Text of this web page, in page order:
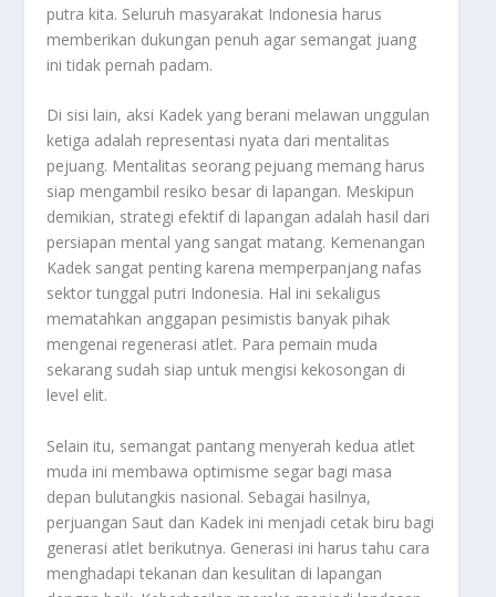
putra kita. Seluruh masyarakat Indonesia harus
memberikan dukungan penuh agar semangat juang
ini tidak pernah padam.
Di sisi lain, aksi Kadek yang berani melawan unggulan
ketiga adalah representasi nyata dari mentalitas
pejuang. Mentalitas seorang pejuang memang harus
siap mengambil resiko besar di lapangan. Meskipun
demikian, strategi efektif di lapangan adalah hasil dari
persiapan mental yang sangat matang. Kemenangan
Kadek sangat penting karena memperpanjang nafas
sektor tunggal putri Indonesia. Hal ini sekaligus
mematahkan anggapan pesimistis banyak pihak
mengenai regenerasi atlet. Para pemain muda
sekarang sudah siap untuk mengisi kekosongan di
level elit.
Selain itu, semangat pantang menyerah kedua atlet
muda ini membawa optimisme segar bagi masa
depan bulutangkis nasional. Sebagai hasilnya,
perjuangan Saut dan Kadek ini menjadi cetak biru bagi
generasi atlet berikutnya. Generasi ini harus tahu cara
menghadapi tekanan dan kesulitan di lapangan